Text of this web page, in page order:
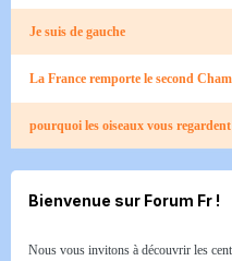
Je suis de gauche
La France remporte le second
pourquoi les oiseaux vous
Bienvenue sur Forum Fr !
Nous vous invitons à découvrir les